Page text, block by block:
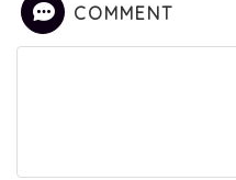
COMMENT